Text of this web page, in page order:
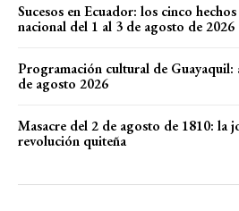
Sucesos en Ecuador: los cinco
nacional del 1 al 3 de agosto de 2026
Programación cultural de Guayaquil:
de agosto 2026
Masacre del 2 de agosto de 1810: la
revolución quiteña